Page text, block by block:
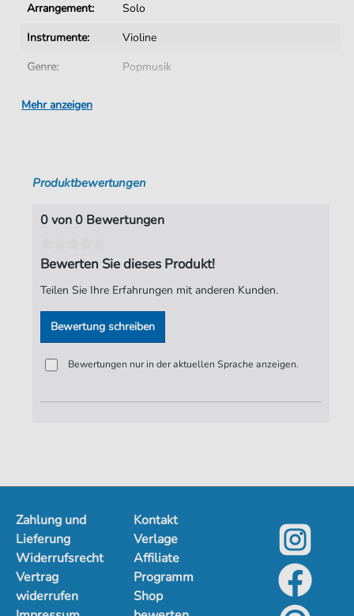
Arrangement:
Solo
Instrumente:
Violine
Genre:
Popmusik
Sprache:
Autoren:
Mc Cluskey
Spieldauer:
03:07
Verlag:
ND-Verlag
Mehr anzeigen
Produktbewertungen
0 von 0 Bewertungen
Bewerten Sie dieses Produkt!
Teilen Sie Ihre Erfahrungen mit anderen Kunden.
Bewertung schreiben
Bewertungen nur in der aktuellen Sprache anzeigen.
Zahlung und
Lieferung
Widerrufsrecht
Vertrag
widerrufen
Kontakt
Verlage
Affiliate
Programm
Shop